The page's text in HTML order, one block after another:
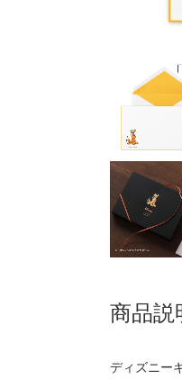
商品説
ディズニー